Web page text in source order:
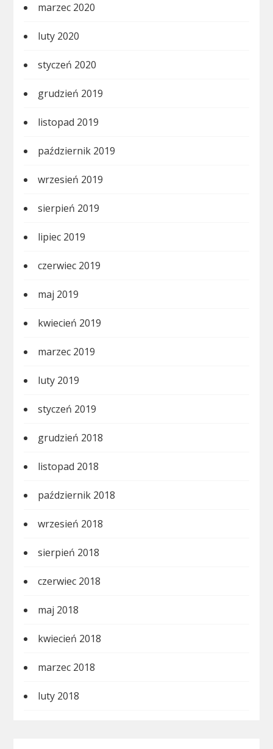
marzec 2020
luty 2020
styczeń 2020
grudzień 2019
listopad 2019
październik 2019
wrzesień 2019
sierpień 2019
lipiec 2019
czerwiec 2019
maj 2019
kwiecień 2019
marzec 2019
luty 2019
styczeń 2019
grudzień 2018
listopad 2018
październik 2018
wrzesień 2018
sierpień 2018
czerwiec 2018
maj 2018
kwiecień 2018
marzec 2018
luty 2018